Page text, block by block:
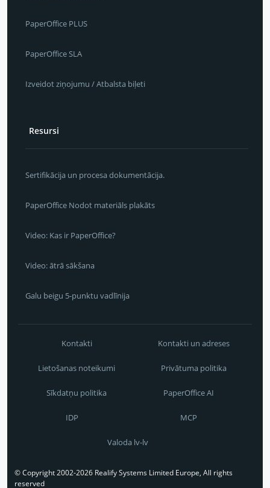
PaperOffice PLUS
PaperOffice SLA
Izveidot ziņojumu / Atbalsta biļeti
Resursi
Sertifikācija un procesa dokumentācija.
PaperOffice Nodot materiāls plakāts
Video: Kas ir PaperOffice?
Video: ātrā sākšana
Galu beigu 5-punktu vadlīnija
Kontakti Kontakti un adreses
Lietošanas noteikumi Privātuma politika
Sīkdatņu politika PaperOffice AI
IDP MCP
Valoda lv-lv
© Copyright 2002-2026 Realify Systems Limited Europe, All rights
reserved